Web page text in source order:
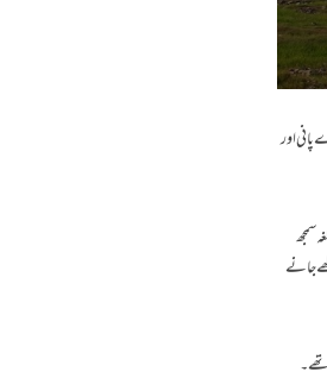
پانی اور
سمجھ
جانے